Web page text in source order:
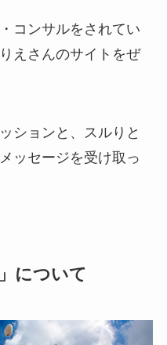
コンサルをされてい
えさんのサイトをぜ
ションと、スルりと
ッセージを受け取っ
について